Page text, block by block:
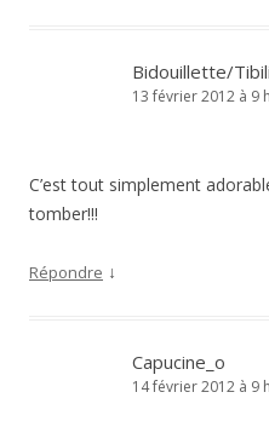
Bidouillette/
13 février 2012 à 9
C’est tout simplement
tomber!!!
Répondre ↓
Capucine_o
14 février 2012 à 9